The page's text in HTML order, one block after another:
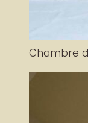
Chambre